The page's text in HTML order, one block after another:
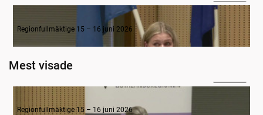
5. Inledande gruppledardebatt
Regionfullmäktige 15 – 16 juni 2026
Mest visade
5. Kollektivtrafik och infrastruktur
Regionfullmäktige 15 – 16 juni 2026